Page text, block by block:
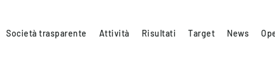
Società trasparente Attività Risultati Target News